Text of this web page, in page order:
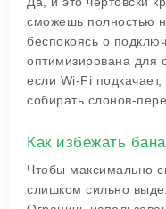
сможешь полностью
беспокоясь о
оптимизирована для
если Wi-Fi
собирать слонов-
Как избежать
Чтобы максимально
слишком сильно